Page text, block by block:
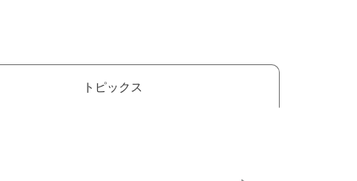
トピックス